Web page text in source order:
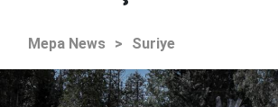
Mepa News > Suriye